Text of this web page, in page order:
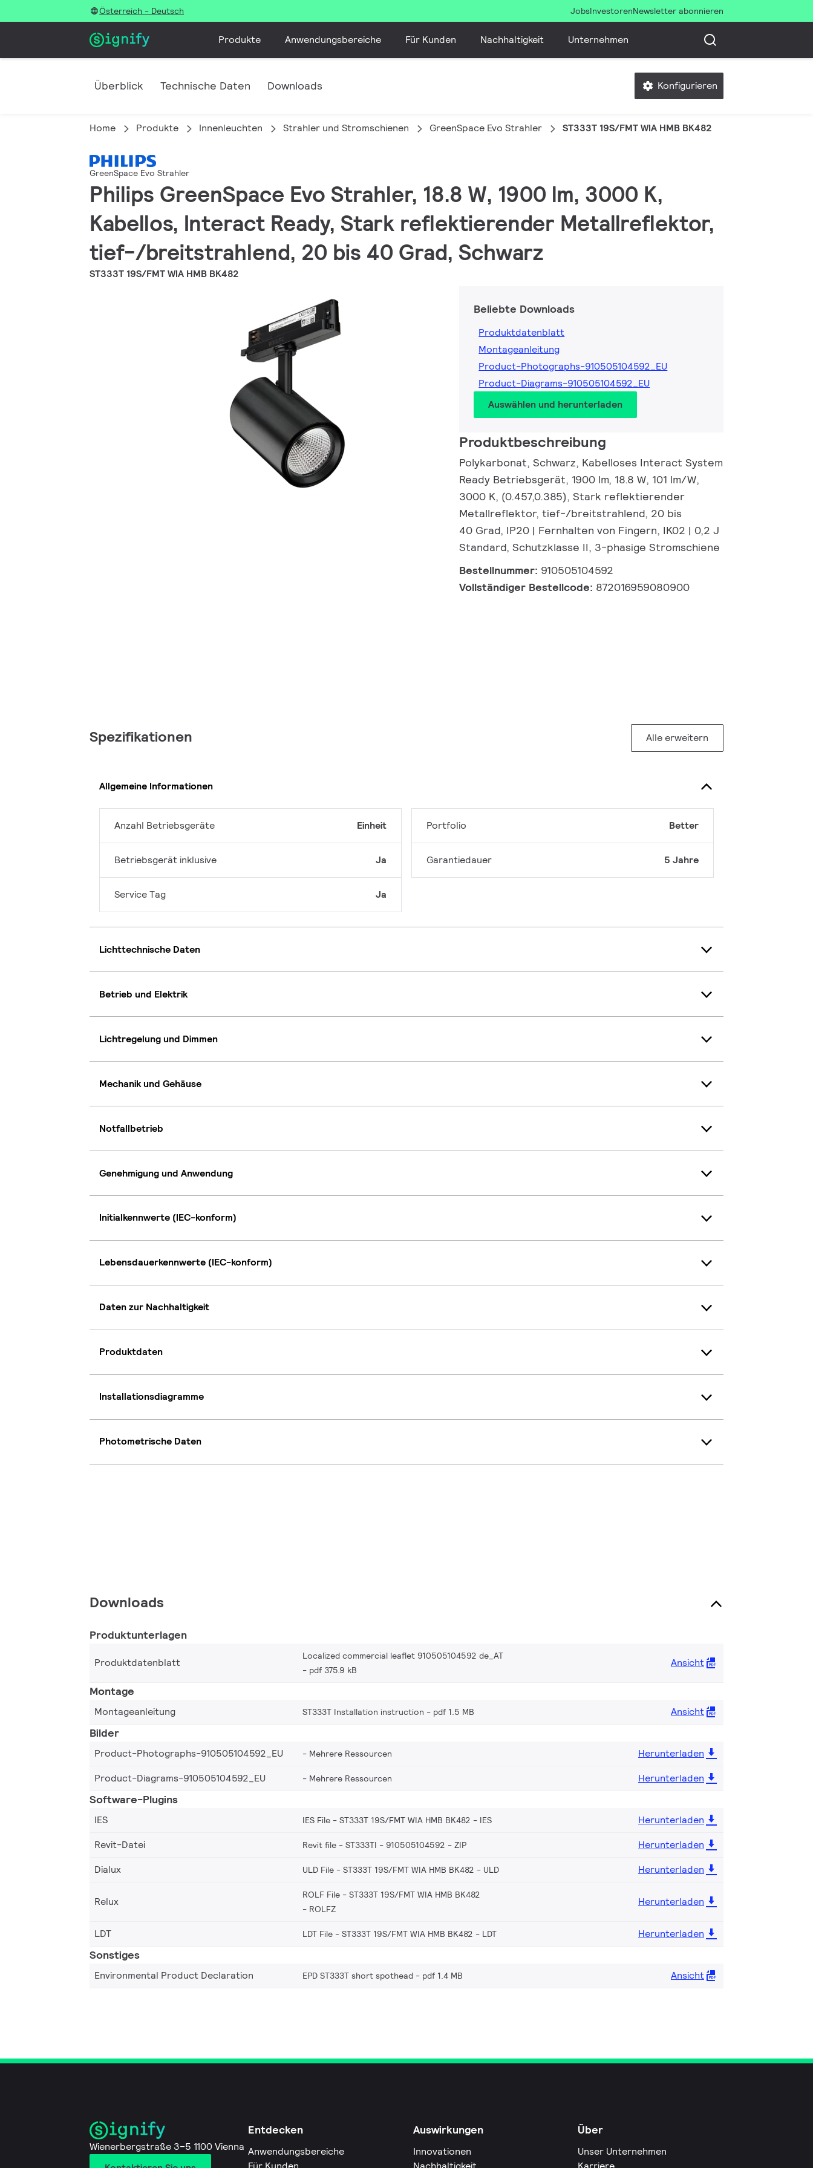
Österreich - Deutsch JobsInvestorenNewsletter abonnieren
Produkte Anwendungsbereiche Für Kunden Nachhaltigkeit Unternehmen
Überblick Technische Daten Downloads Konfigurieren
Home Produkte Innenleuchten Strahler und Stromschienen GreenSpace Evo Strahler ST333T 19S/FMT WIA HMB BK482
GreenSpace Evo Strahler
Philips GreenSpace Evo Strahler, 18.8 W, 1900 lm, 3000 K,
Kabellos, Interact Ready, Stark reflektierender Metallreflektor,
tief-/breitstrahlend, 20 bis 40 Grad, Schwarz
ST333T 19S/FMT WIA HMB BK482
Beliebte Downloads
Produktdatenblatt
Montageanleitung
Product-Photographs-910505104592_EU
Product-Diagrams-910505104592_EU
Auswählen und herunterladen
Produktbeschreibung
Polykarbonat, Schwarz, Kabelloses Interact System
Ready Betriebsgerät, 1900 lm, 18.8 W, 101 lm/W,
3000 K, (0.457,0.385), Stark reflektierender
Metallreflektor, tief-/breitstrahlend, 20 bis
40 Grad, IP20 | Fernhalten von Fingern, IK02 | 0,2 J
Standard, Schutzklasse II, 3-phasige Stromschiene
Bestellnummer: 910505104592
Vollständiger Bestellcode: 872016959080900
Spezifikationen Alle erweitern
Allgemeine Informationen
Anzahl Betriebsgeräte Einheit
Betriebsgerät inklusive Ja
Service Tag Ja
Portfolio Better
Garantiedauer 5 Jahre
Lichttechnische Daten
Betrieb und Elektrik
Lichtregelung und Dimmen
Mechanik und Gehäuse
Notfallbetrieb
Genehmigung und Anwendung
Initialkennwerte (IEC-konform)
Lebensdauerkennwerte (IEC-konform)
Daten zur Nachhaltigkeit
Produktdaten
Installationsdiagramme
Photometrische Daten
Downloads
Produktunterlagen
Produktdatenblatt
Localized commercial leaflet 910505104592 de_AT
pdf 375.9 kB
Ansicht
Montage
Montageanleitung ST333T Installation instruction pdf 1.5 MB Ansicht
Bilder
Product-Photographs-910505104592_EU Mehrere Ressourcen
Herunterladen
Product-Diagrams-910505104592_EU
Mehrere Ressourcen Herunterladen
Software-Plugins
IES IES File - ST333T 19S/FMT WIA HMB BK482 IES
Herunterladen
Revit-Datei
Revit file - ST333TI - 910505104592 ZIP
Herunterladen
Dialux
ULD File - ST333T 19S/FMT WIA HMB BK482 ULD Herunterladen
Relux
ROLF File - ST333T 19S/FMT WIA HMB BK482
ROLFZ
Herunterladen
LDT LDT File - ST333T 19S/FMT WIA HMB BK482 LDT Herunterladen
Sonstiges
Environmental Product Declaration EPD ST333T short spothead pdf 1.4 MB Ansicht
Wienerbergstraße 3–5 1100 Vienna
Entdecken
Anwendungsbereiche
Auswirkungen
Innovationen
Über
Unser Unternehmen